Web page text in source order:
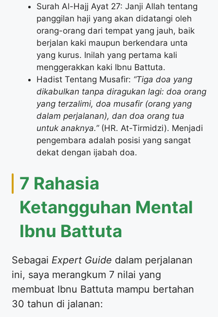
Surah Al-Hajj Ayat 27: Janji Allah tentang
panggilan haji yang akan didatangi oleh
orang-orang dari tempat yang jauh, baik
berjalan kaki maupun berkendara unta
yang kurus. Inilah yang pertama kali
menggerakkan kaki Ibnu Battuta.
Hadist Tentang Musafir: “Tiga doa yang
dikabulkan tanpa diragukan lagi: doa orang
yang terzalimi, doa musafir (orang yang
dalam perjalanan), dan doa orang tua
untuk anaknya.”(HR. At-Tirmidzi). Menjadi
pengembara adalah posisi yang sangat
dekat dengan ijabah doa.
7 Rahasia
Ketangguhan Mental
Ibnu Battuta
Sebagai Expert Guide dalam perjalanan
ini, saya merangkum 7 nilai yang
membuat Ibnu Battuta mampu bertahan
30 tahun di jalanan: